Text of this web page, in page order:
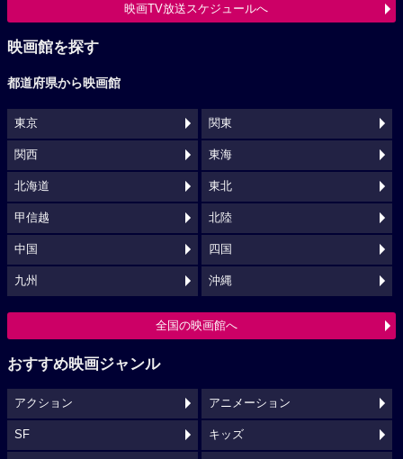
映画TV放送スケジュールへ
映画館を探す
都道府県から映画館
東京 関東
関西 東海
北海道 東北
甲信越 北陸
中国 四国
九州 沖縄
全国の映画館へ
おすすめ映画ジャンル
アクション アニメーション
SF キッズ